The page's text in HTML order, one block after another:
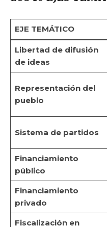
EJE TEMÁTICO
Libertad de difusión
de ideas
Representación del
pueblo
Sistema de partidos
Financiamiento
público
Financiamiento
privado
Fiscalización en